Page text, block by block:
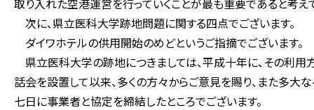
取り入れた空港運営を行っていくことが最も重要であると考え
次に、県立医科大学跡地問題に関する四点でございます。
ダイワホテルの供用開始のめどというご指摘でございます。
県立医科大学の跡地につきましては、平成十年に、その利
話会を設置して以来、多くの方々からご意見を賜り、また多大
七日に事業者と協定を締結したところでございます。